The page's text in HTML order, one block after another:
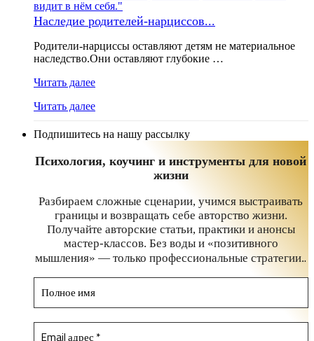
Наследие родителей-нарциссов...
Родители-нарциссы оставляют детям не материальное
наследство.Они оставляют глубокие …
Читать далее
Читать далее
Подпишитесь на нашу рассылку
Психология, коучинг и инструменты для новой
жизни
Разбираем сложные сценарии, учимся выстраивать
границы и возвращать себе авторство жизни.
Получайте авторские статьи, практики и анонсы
мастер-классов. Без воды и «позитивного
мышления» — только профессиональные стратегии..